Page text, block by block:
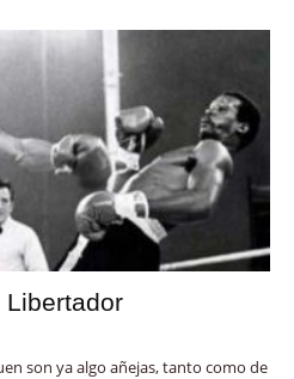
son ya algo añejas, tanto como de